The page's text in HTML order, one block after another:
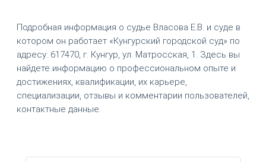
Подробная информация о судье Власова Е.В. и суде в
котором он работает «Кунгурский городской суд» по
адресу: 617470, г. Кунгур, ул. Матросская, 1. Здесь вы
найдете информацию о профессиональном опыте и
достижениях, квалификации, их карьере,
специализации, отзывы и комментарии пользователей,
контактные данные.